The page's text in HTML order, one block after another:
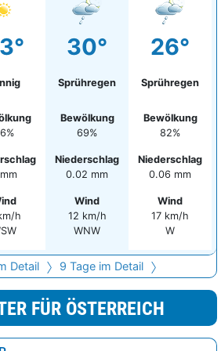
Sprühregen
Sprühregen 89%
Regenschauer
h
30°
Sprühregen
Bewölkung
69%
Niederschlag
0.02 mm
Wind
12 km/h
WNW
26°
Sprühregen
Bewölkung
82%
Niederschlag
0.06 mm
Wind
17 km/h
W
Detail 9 Tage im Detail
FÜR ÖSTERREICH